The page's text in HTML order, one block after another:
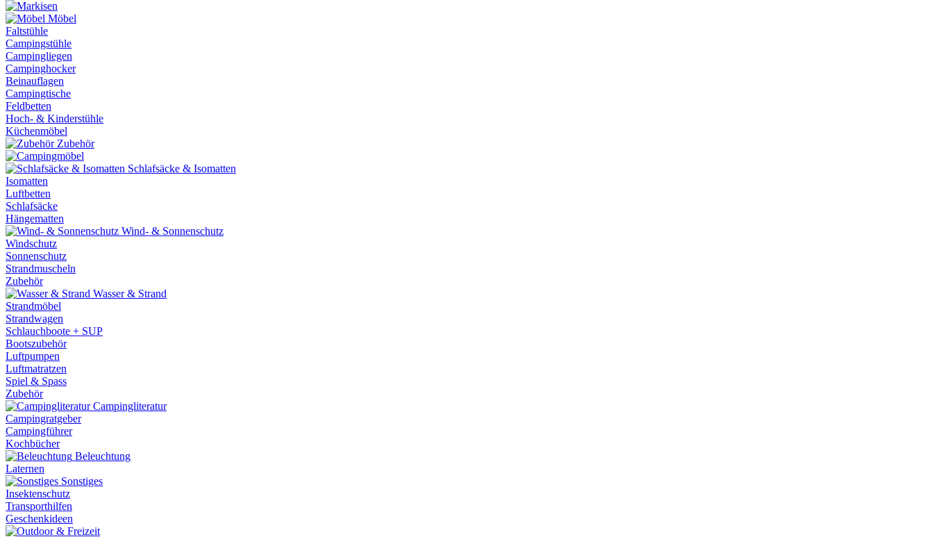
Möbel
Faltstühle
Campingstühle
Campingliegen
Campinghocker
Beinauflagen
Campingtische
Feldbetten
Hoch- & Kinderstühle
Küchenmöbel
Zubehör
Schlafsäcke & Isomatten
Isomatten
Luftbetten
Schlafsäcke
Hängematten
Wind- & Sonnenschutz
Windschutz
Sonnenschutz
Strandmuscheln
Zubehör
Wasser & Strand
Strandmöbel
Strandwagen
Schlauchboote + SUP
Bootszubehör
Luftpumpen
Luftmatratzen
Spiel & Spass
Zubehör
Campingliteratur
Campingratgeber
Campingführer
Kochbücher
Beleuchtung
Laternen
Sonstiges
Insektenschutz
Transporthilfen
Geschenkideen